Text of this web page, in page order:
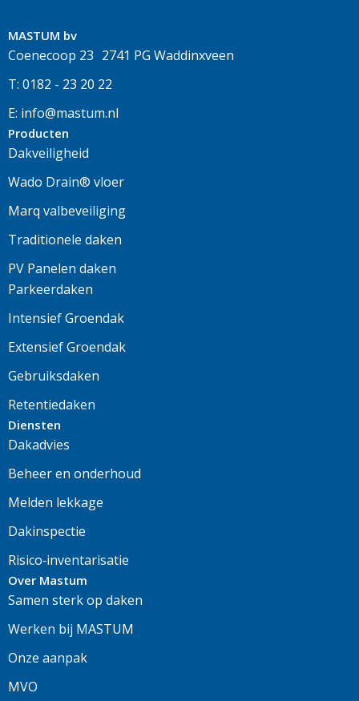
MASTUM bv
Coenecoop 23 2741 PG Waddinxveen
T: 0182 - 23 20 22
E: info@mastum.nl
Producten
Dakveiligheid
Wado Drain® vloer
Marq valbeveiliging
Traditionele daken
PV Panelen daken
Parkeerdaken
Intensief Groendak
Extensief Groendak
Gebruiksdaken
Retentiedaken
Diensten
Dakadvies
Beheer en onderhoud
Melden lekkage
Dakinspectie
Risico‑inventarisatie
Over Mastum
Samen sterk op daken
Werken bij MASTUM
Onze aanpak
MVO